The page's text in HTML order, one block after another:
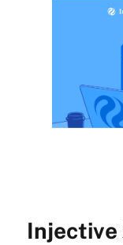
Injective